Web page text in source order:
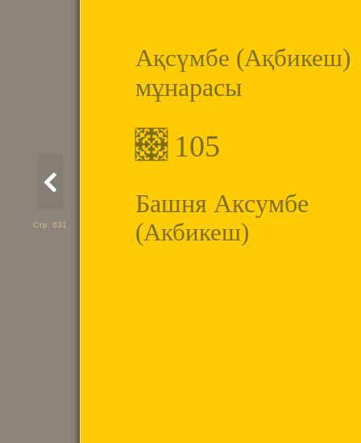
105
Ақсүмбе (Ақбикеш)
мұнарасы
Башня Аксумбе
(Акбикеш)
Стр. 631